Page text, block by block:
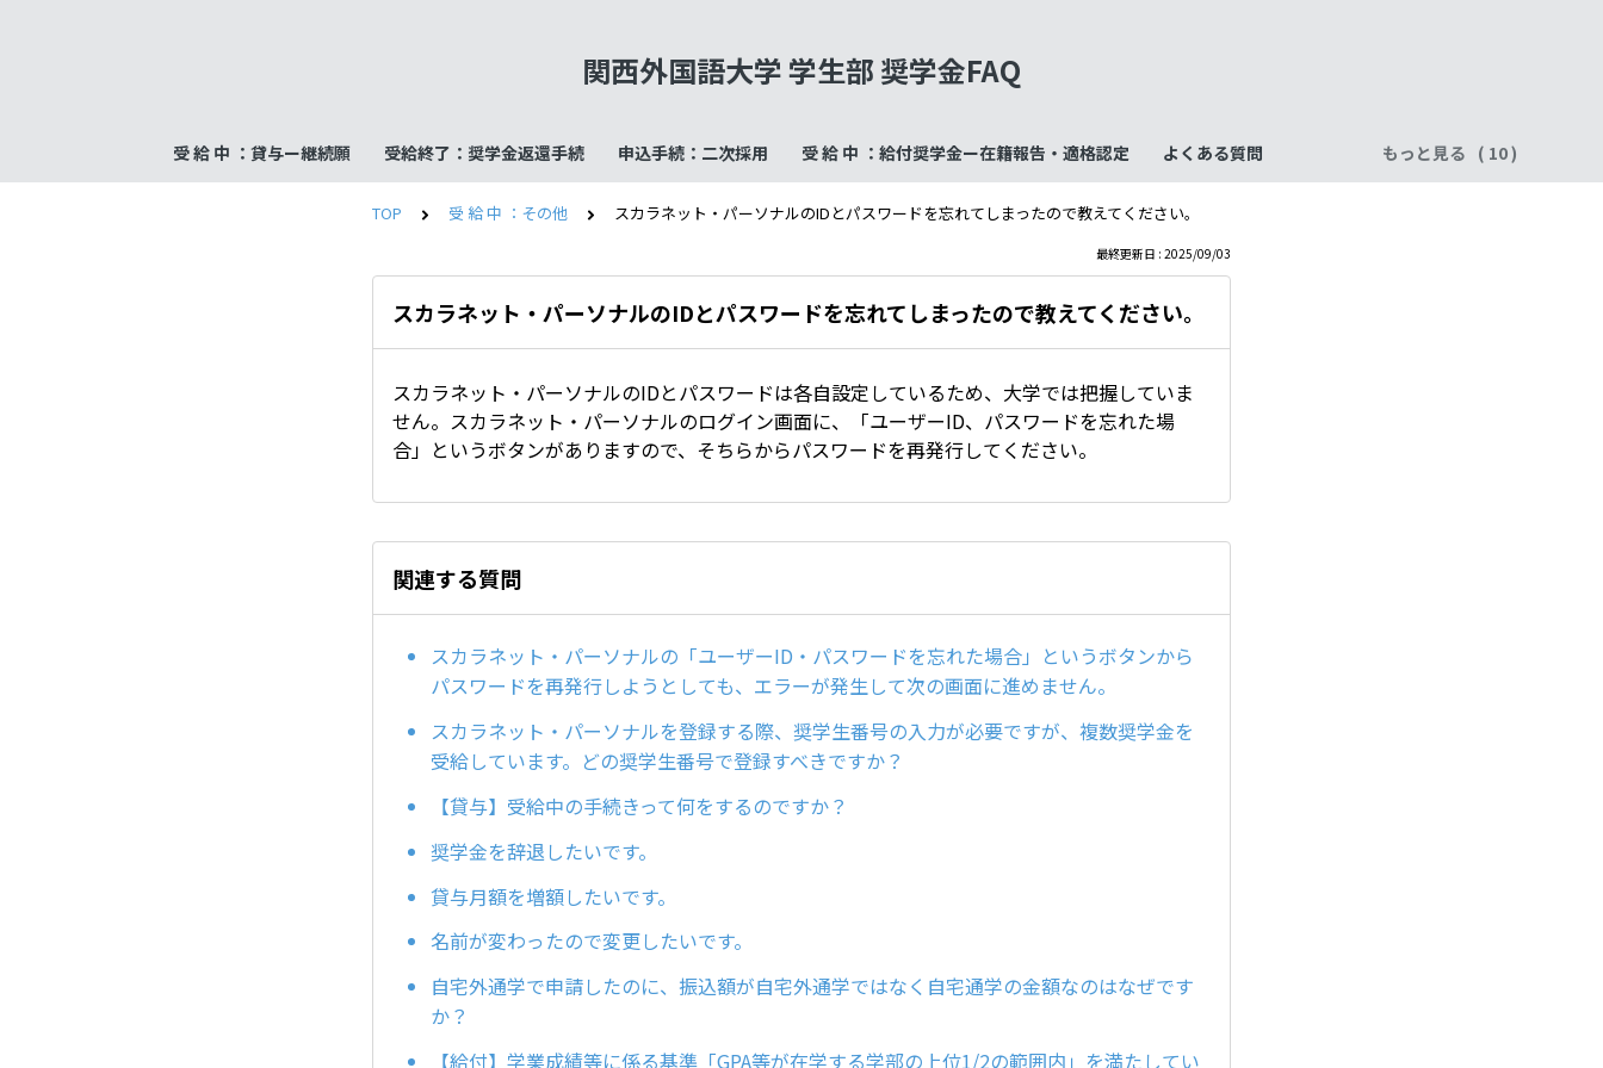
関西外国語大学 学生部 奨学金FAQ
受 給 中 ：貸与ー継続願 受給終了：奨学金返還手続 申込手続：二次採用 受 給 中 ：給付奨学金ー在籍報告・適格認定 よくある質問 もっと見る
TOP 受 給 中 ：その他 スカラネット・パーソナルのIDとパスワードを忘れてしまったので教えてください。
最終更新日 : 2025/09/03
スカラネット・パーソナルのIDとパスワードを忘れてしまったので教えてください。
スカラネット・パーソナルのIDとパスワードは各自設定しているため、大学では把握していま
せん。スカラネット・パーソナルのログイン画面に、「ユーザーID、パスワードを忘れた場
合」というボタンがありますので、そちらからパスワードを再発行してください。
関連する質問
スカラネット・パーソナルの「ユーザーID・パスワードを忘れた場合」というボタンから
パスワードを再発行しようとしても、エラーが発生して次の画面に進めません。
スカラネット・パーソナルを登録する際、奨学生番号の入力が必要ですが、複数奨学金を
受給しています。どの奨学生番号で登録すべきですか？
【貸与】受給中の手続きって何をするのですか？
奨学金を辞退したいです。
貸与月額を増額したいです。
名前が変わったので変更したいです。
自宅外通学で申請したのに、振込額が自宅外通学ではなく自宅通学の金額なのはなぜです
か？
【給付】学業成績等に係る基準「GPA等が在学する学部の上位1/2の範囲内」を満たしてい